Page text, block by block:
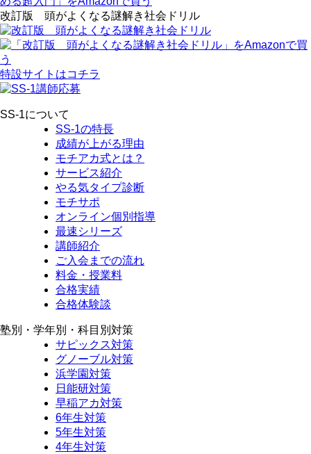
改訂版 頭がよくなる謎解き社会ドリル
特設サイトはコチラ
SS-1について
SS-1の特長
成績が上がる理由
モチアカ式とは？
サービス紹介
やる気タイプ診断
モチサポ
オンライン個別指導
最速シリーズ
講師紹介
ご入会までの流れ
料金・授業料
合格実績
合格体験談
塾別・学年別・科目別対策
サピックス対策
グノーブル対策
浜学園対策
日能研対策
早稲アカ対策
6年生対策
5年生対策
4年生対策